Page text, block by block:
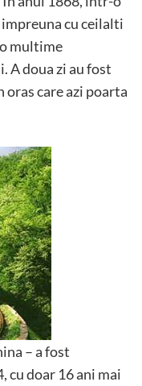
impreuna cu ceilalti
multime
A doua zi au fost
care azi poarta
– a fost
cu doar 16 ani mai